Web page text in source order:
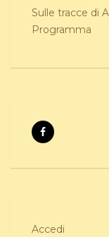
Sulle tracce di
Programma
Accedi